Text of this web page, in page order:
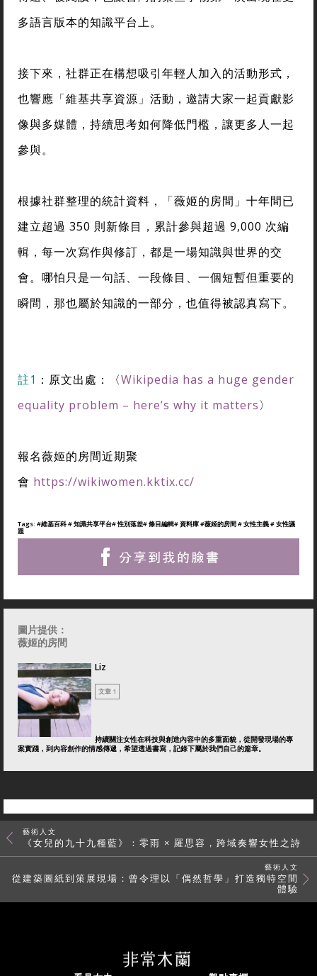
多語言版本的知識平台上。
接下來，社群正在構想吸引年輕人加入的活動形式，
也響應「維基共享資源」活動，邀請大家一起貢獻影
像與多媒體，持續思考如何降低門檻，讓更多人一起
參與。
根據社群整理的統計資料，「薇姬的房間」十年間已
建立超過 350 則新條目，累計參與超過 9,000 次編
輯，每一次寫作與修訂，都是一場知識與世界的交
會。哪怕只是一句話、一段條目、一個短暫但重要的
瞬間，那也屬於知識的一部分，也值得被認真寫下。
註1 ：原文出處：〈Wikipedia has a huge gender
equality problem – here’s why it matters〉
報名薇姬的房間近期聚
會 https://wikiwomen.kktix.cc/
Tags: #維基百科# 知識共享平台# 性別落差# 條目編輯# 資料庫#薇姬的房間# 女性主義# 女性議
題
圖片提供：
薇姬的房間
Liz
文章 1
持續關注女性在科技與創造內容中的多重面貌，從開發現場的專
案實踐，到內容創作的情感傳遞，希望透過書寫，記錄下屬於我們自己的篇章。
藝術人文
《女兒的九十九種藍》：零雨 × 羅思容，跨域奏響女性之詩
藝術人文
從建築圖紙到策展現場：曾令理以「偶然哲學」打造獨特空間
體驗